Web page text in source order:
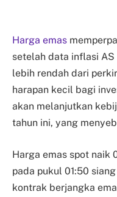
Harga emas
setelah data inflasi
lebih rendah dari
harapan kecil bagi
akan melanjutkan
tahun ini, yang
Harga emas spot naik
pada pukul 01:50
kontrak berjangka